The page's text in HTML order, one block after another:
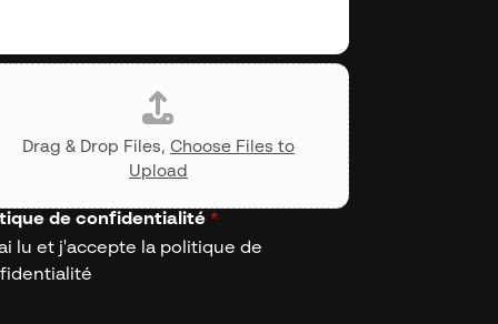
Drag & Drop Files, Choose Files to
Upload
de confidentialité*
lu et j'accepte la politique de